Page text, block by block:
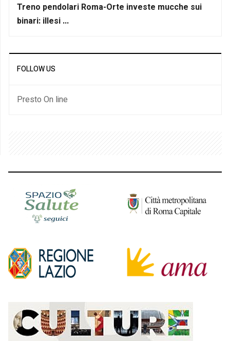
Treno pendolari Roma-Orte investe mucche sui
binari: illesi ...
FOLLOW US
Presto On line